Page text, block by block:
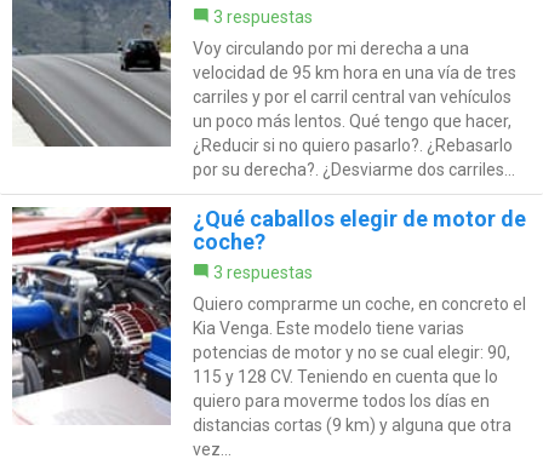
3 respuestas
Voy circulando por mi derecha a una
velocidad de 95 km hora en una vía de tres
carriles y por el carril central van vehículos
un poco más lentos. Qué tengo que hacer,
¿Reducir si no quiero pasarlo?. ¿Rebasarlo
por su derecha?. ¿Desviarme dos carriles...
¿Qué caballos elegir de motor de
coche?
3 respuestas
Quiero comprarme un coche, en concreto el
Kia Venga. Este modelo tiene varias
potencias de motor y no se cual elegir: 90,
115 y 128 CV. Teniendo en cuenta que lo
quiero para moverme todos los días en
distancias cortas (9 km) y alguna que otra
vez...